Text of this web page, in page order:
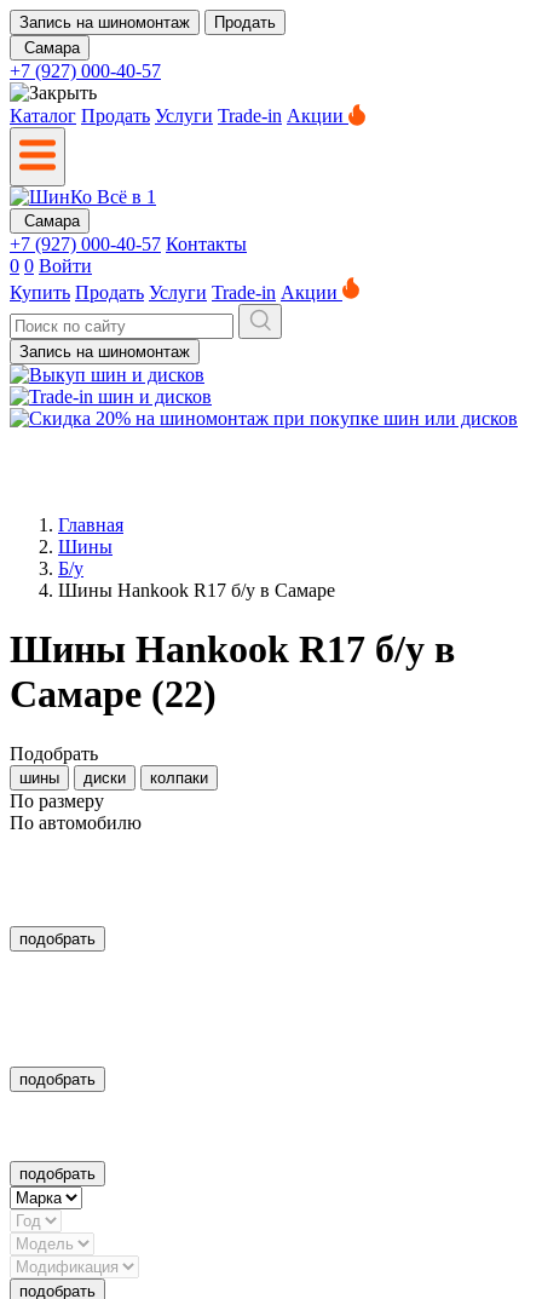
Запись на шиномонтаж
Продать
Самара
+7 (927) 000-40-57
Каталог Продать Услуги Trade-in Акции
Самара
+7 (927) 000-40-57 Контакты
0 0 Войти
Купить Продать Услуги Trade-in Акции
Запись на шиномонтаж
Главная
Шины
Б/у
Шины Hankook R17 б/у в Самаре
Шины Hankook R17 б/у в
Самаре (22)
Подобрать
шины диски колпаки
По размеру
По автомобилю
подобрать
подобрать
подобрать
подобрать